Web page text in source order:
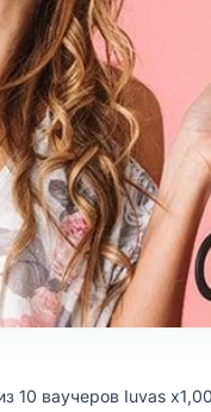
10 ваучеров Iuvas